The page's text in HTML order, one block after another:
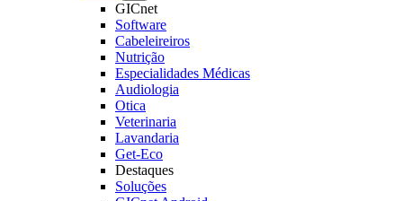
GICnet
Software
Cabeleireiros
Nutrição
Especialidades Médicas
Audiologia
Otica
Veterinaria
Lavandaria
Get-Eco
Destaques
Soluções